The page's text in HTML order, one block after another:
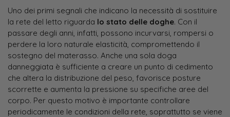
Uno dei primi segnali che indicano la necessità di sostituire
la rete del letto riguarda lo stato delle doghe. Con il
passare degli anni, infatti, possono incurvarsi, rompersi o
perdere la loro naturale elasticità, compromettendo il
sostegno del materasso. Anche una sola doga
danneggiata è sufficiente a creare un punto di cedimento
che altera la distribuzione del peso, favorisce posture
scorrette e aumenta la pressione su specifiche aree del
corpo. Per questo motivo è importante controllare
periodicamente le condizioni della rete, soprattutto se viene